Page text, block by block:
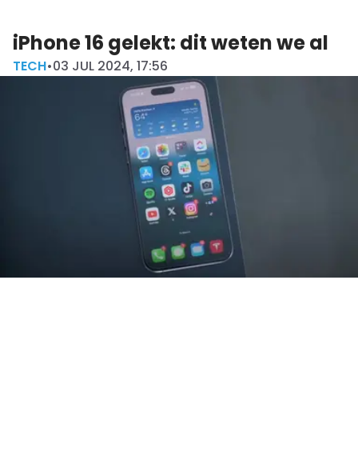
iPhone 16 gelekt: dit weten we al
TECH•03 JUL 2024, 17:56